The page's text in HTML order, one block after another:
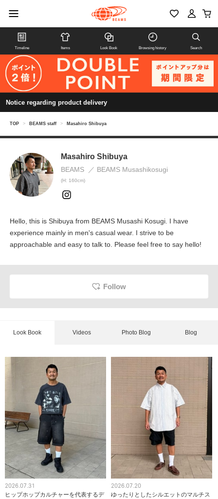
Timeline Items Look Book Browsing history Search
Notice regarding product delivery
TOP > BEAMS staff > Masahiro Shibuya
Masahiro Shibuya
BEAMS BEAMS Musashikosugi
(H: 160cm)
Hello, this is Shibuya from BEAMS Musashi Kosugi. I have
experience mainly in men's casual wear. I strive to be
approachable and easy to talk to. Please feel free to say hello!
Follow
Look Book Videos Photo Blog Blog
2026.07.31
ヒップホップカルチャーを代表するデ
2026.07.20
ゆったりとしたシルエットのマルチス